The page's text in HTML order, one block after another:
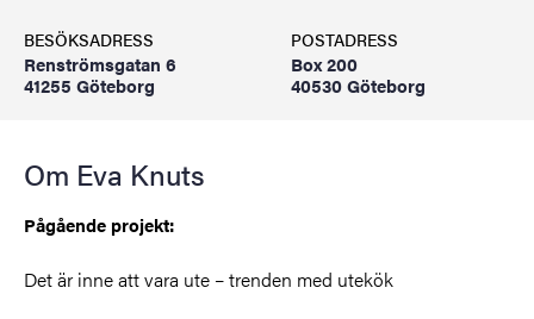
BESÖKSADRESS
Renströmsgatan 6
41255 Göteborg
POSTADRESS
Box 200
40530 Göteborg
Om Eva Knuts
Pågående projekt:
Det är inne att vara ute – trenden med utekök